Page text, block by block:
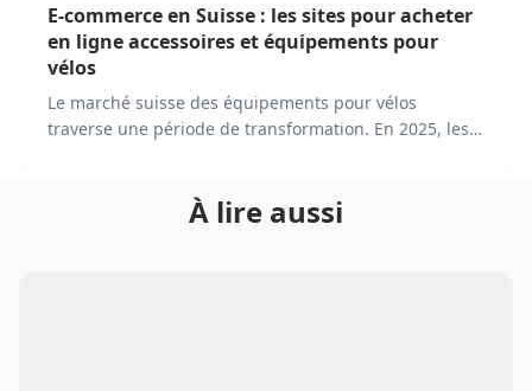
E-commerce en Suisse : les sites pour acheter
en ligne accessoires et équipements pour
vélos
Le marché suisse des équipements pour vélos
traverse une période de transformation. En 2025, les
croissante et à des consommateurs de plus en plus
À lire aussi